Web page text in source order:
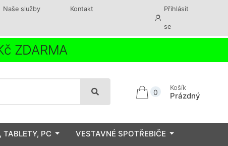
Naše služby Kontakt Přihlásit
se
ZDARMA
0
Košík
Prázdný
TABLETY, PC
VESTAVNÉ SPOTŘEBIČE